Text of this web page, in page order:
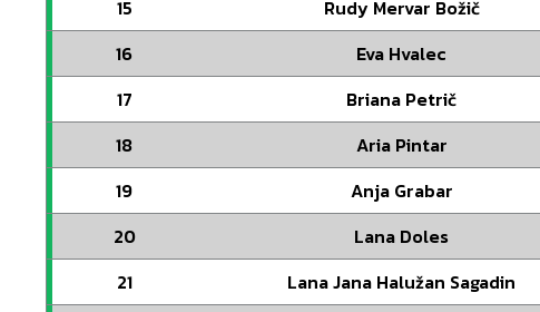
15
Rudy Mervar Božič
16
Eva Hvalec
17
Briana Petrič
18
Aria Pintar
19
Anja Grabar
20
Lana Doles
21
Lana Jana Halužan Sagadin